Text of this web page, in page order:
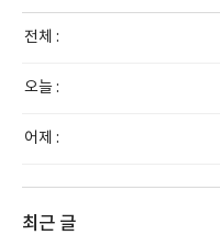
전체 :
오늘 :
어제 :
최근 글